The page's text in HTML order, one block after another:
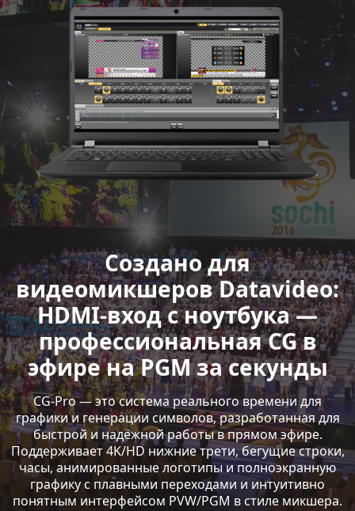
Создано для
видеомикшеров Datavideo:
HDMI-вход с ноутбука —
профессиональная CG в
эфире на PGM за секунды
CG-Pro — это система реального времени для
графики и генерации символов, разработанная для
быстрой и надёжной работы в прямом эфире.
Поддерживает 4K/HD нижние трети, бегущие строки,
часы, анимированные логотипы и полноэкранную
графику с плавными переходами и интуитивно
понятным интерфейсом PVW/PGM в стиле микшера.